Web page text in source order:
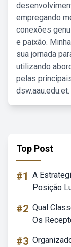
empregando
conexões
e paixão.
sua jornada
utilizando
pelas
dsw.aau.edu.et.
Top Post
#1 A
Posição
#2 Qual
Os
#3